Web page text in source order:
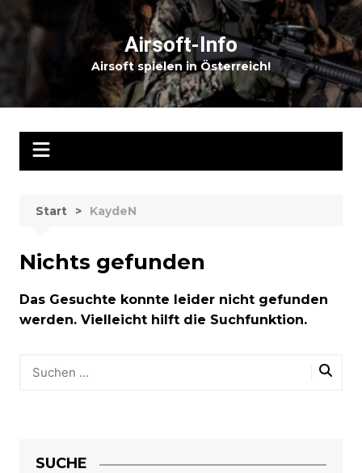
Inhalt
springen
Airsoft-Info
Airsoft spielen in Österreich!
Start KaydeN
Nichts gefunden
Das Gesuchte konnte leider nicht gefunden
werden. Vielleicht hilft die Suchfunktion.
SUCHE